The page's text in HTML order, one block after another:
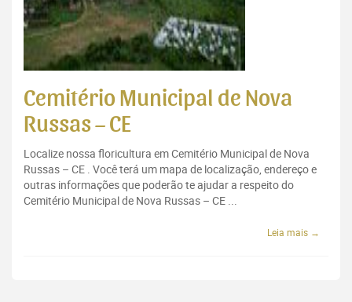
Cemitério Municipal de Nova
Russas – CE
Localize nossa floricultura em Cemitério Municipal de Nova
Russas – CE . Você terá um mapa de localização, endereço e
outras informações que poderão te ajudar a respeito do
Cemitério Municipal de Nova Russas – CE ...
Leia mais →